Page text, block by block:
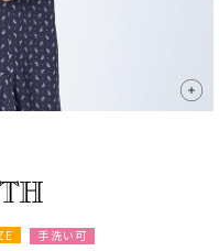
手洗い可